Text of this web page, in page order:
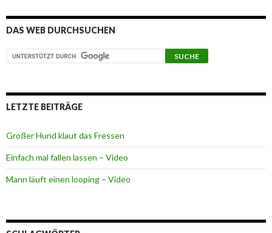
DAS WEB DURCHSUCHEN
LETZTE BEITRÄGE
Großer Hund klaut das Fressen
Einfach mal fallen lassen – Video
Mann läuft einen looping – Video